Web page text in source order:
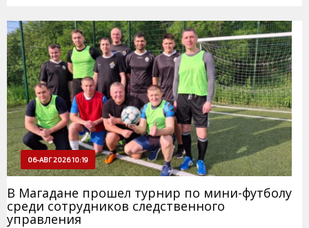
06-АВГ 2026 10:19
В Магадане прошел турнир по мини-футболу
среди сотрудников следственного
управления